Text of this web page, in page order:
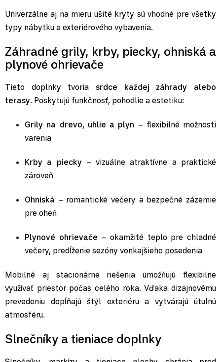
Univerzálne aj na mieru ušité kryty sú vhodné pre všetky
typy nábytku a exteriérového vybavenia.
Záhradné grily, krby, piecky, ohniská a
plynové ohrievače
Tieto doplnky tvoria srdce každej záhrady alebo
terasy. Poskytujú funkčnosť, pohodlie a estetiku:
Grily na drevo, uhlie a plyn – flexibilné možnosti
varenia
Krby a piecky– vizuálne atraktívne a praktické
zároveň
Ohniská – romantické večery a bezpečné zázemie
pre oheň
Plynové ohrievače – okamžité teplo pre chladné
večery, predĺženie sezóny vonkajšieho posedenia
Mobilné aj stacionárne riešenia umožňujú flexibilne
využívať priestor počas celého roka. Vďaka dizajnovému
prevedeniu dopĺňajú štýl exteriéru a vytvárajú útulnú
atmosféru.
Slnečníky a tieniace doplnky